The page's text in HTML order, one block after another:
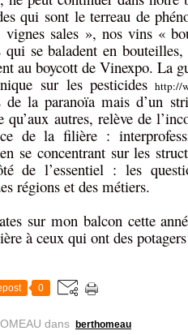
qui sont le terreau de
vignes sales », nos vins «
qui se baladent en
au boycott de Vinexpo. La
sur les pesticides http://
de la paranoïa mais d’un
autres, relève de
de la filière :
se concentrant sur les
de l’essentiel : les
régions et des métiers.
sur mon balcon cette
à ceux qui ont des
0
dans
berthomeau